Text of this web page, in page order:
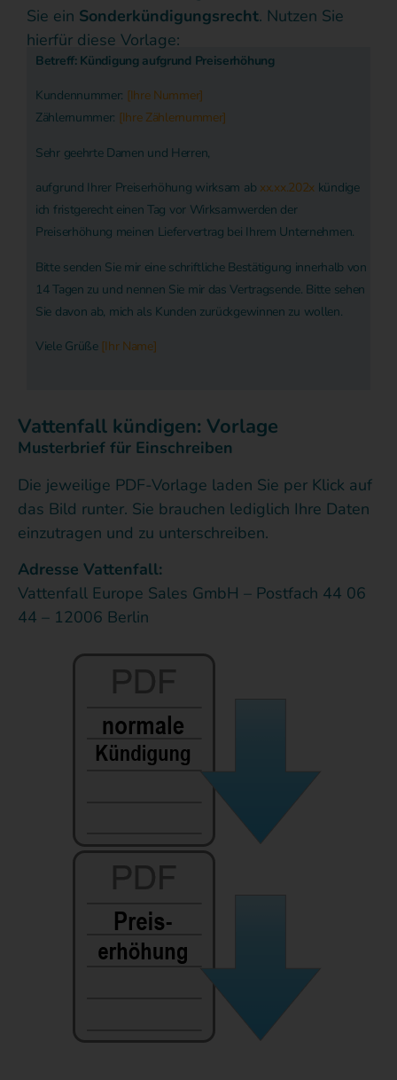
Sie ein Sonderkündigungsrecht. Nutzen Sie
hierfür diese Vorlage:
Betreff: Kündigung aufgrund Preiserhöhung
Kundennummer: [Ihre Nummer]
Zählernummer: [Ihre Zählernummer]
Sehr geehrte Damen und Herren,
aufgrund Ihrer Preiserhöhung wirksam ab xx.xx.202x kündige
ich fristgerecht einen Tag vor Wirksamwerden der
Preiserhöhung meinen Liefervertrag bei Ihrem Unternehmen.
Bitte senden Sie mir eine schriftliche Bestätigung innerhalb von
14 Tagen zu und nennen Sie mir das Vertragsende. Bitte sehen
Sie davon ab, mich als Kunden zurückgewinnen zu wollen.
Viele Grüße [Ihr Name]
Vattenfall kündigen: Vorlage
Musterbrief für Einschreiben
Die jeweilige PDF-Vorlage laden Sie per Klick auf
das Bild runter. Sie brauchen lediglich Ihre Daten
einzutragen und zu unterschreiben.
Adresse Vattenfall:
Vattenfall Europe Sales GmbH – Postfach 44 06
44 – 12006 Berlin